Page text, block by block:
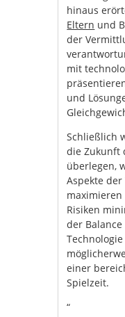
hinaus
Eltern und
der
mit
und
Schließlich
die Zukunft
überlegen,
Aspekte
Risiken
der
einer
Spielzeit.
“